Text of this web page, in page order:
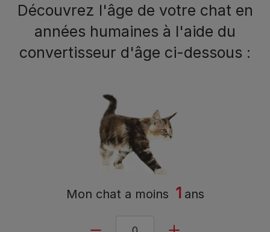
Découvrez l'âge de votre chat en
années humaines à l'aide du
convertisseur d'âge ci-dessous :
Mon chat a moins 1 ans